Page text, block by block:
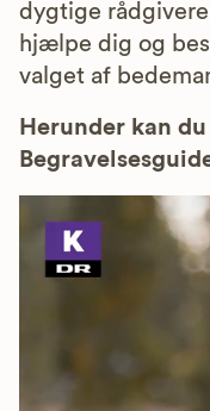
dygtige
hjælpe dig og
valget af
Herunder kan